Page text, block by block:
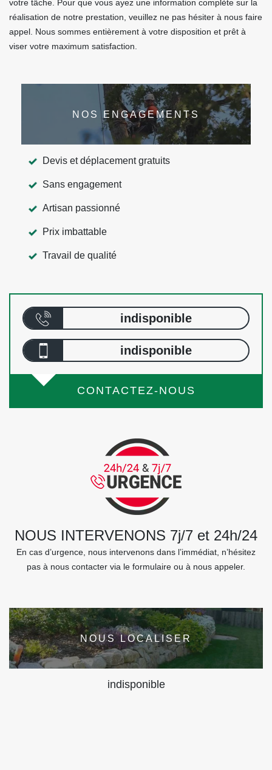
votre tâche. Pour que vous ayez une information complète sur la
réalisation de notre prestation, veuillez ne pas hésiter à nous faire
appel. Nous sommes entièrement à votre disposition et prêt à
viser votre maximum satisfaction.
NOS ENGAGEMENTS
Devis et déplacement gratuits
Sans engagement
Artisan passionné
Prix imbattable
Travail de qualité
indisponible
indisponible
CONTACTEZ-NOUS
NOUS INTERVENONS 7j/7 et 24h/24
En cas d’urgence, nous intervenons dans l’immédiat, n’hésitez
pas à nous contacter via le formulaire ou à nous appeler.
NOUS LOCALISER
indisponible